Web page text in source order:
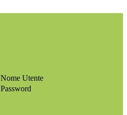
Nome Utente
Password